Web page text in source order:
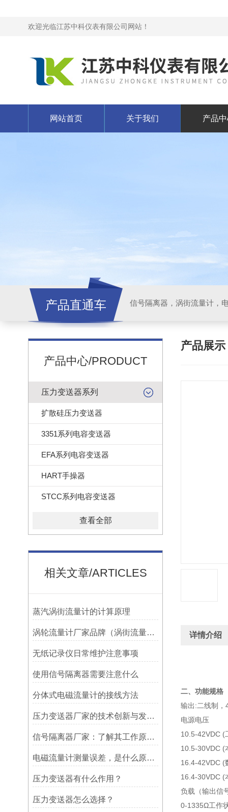
欢迎光临江苏中科仪表有限公司网站！
网站首页 关于我们 产品
产品直通车 信号隔离器，涡街流量计，
产品中心/PRODUCT
压力变送器系列
扩散硅压力变送器
3351系列电容变送器
EFA系列电容变送器
HART手操器
STCC系列电容变送器
查看全部
相关文章/ARTICLES
蒸汽涡街流量计的计算原理
涡轮流量计厂家品牌（涡街流量计厂家哪个好）
无纸记录仪日常维护注意事项
使用信号隔离器需要注意什么
分体式电磁流量计的接线方法
压力变送器厂家的技术创新与发展趋势
信号隔离器厂家：了解其工作原理，挑选适合的型号
电磁流量计测量误差，是什么原因造成?
压力变送器有什么作用？
压力变送器怎么选择？
产品展示
详情介绍
二、功能规格
输出:二线制，
电源电压
10.5-42VDC (
10.5-30VDC (
16.4-42VDC (
16.4-30VDC (
负载（输出信
0-1335Ω工作